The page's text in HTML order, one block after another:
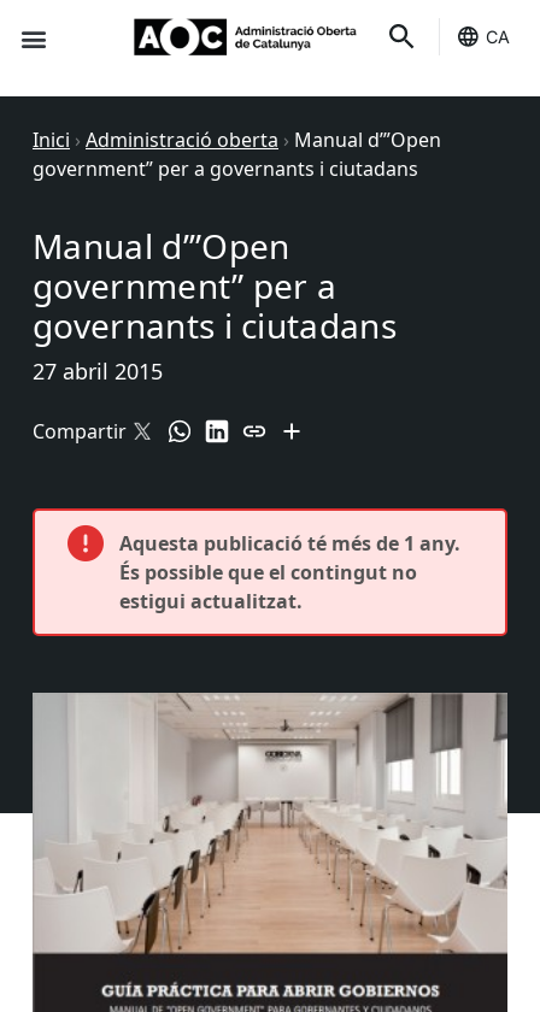
CA
Inici › Administració oberta › Manual d’”Open
government” per a governants i ciutadans
Manual d’”Open
government” per a
governants i ciutadans
27 abril 2015
Compartir
Aquesta publicació té més de 1 any.
És possible que el contingut no
estigui actualitzat.